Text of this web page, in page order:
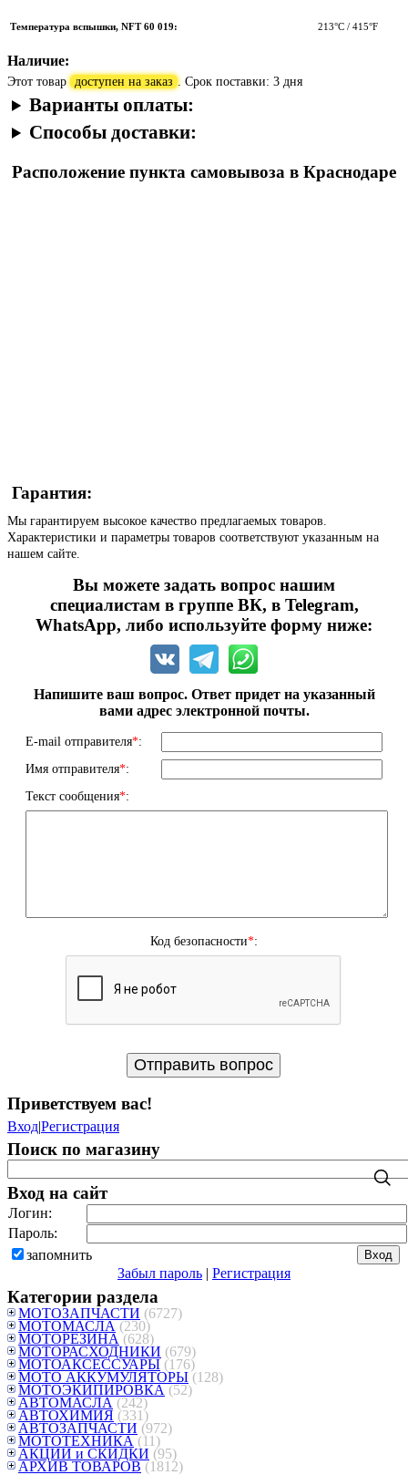
Температура вспышки, NFT 60 019: 213°C / 415°F
Наличие:
Этот товар доступен на заказ . Срок поставки: 3 дня
Варианты оплаты:
Способы доставки:
Расположение пункта самовывоза в Краснодаре
Гарантия:
Мы гарантируем высокое качество предлагаемых товаров.
Характеристики и параметры товаров соответствуют указанным на
нашем сайте.
Вы можете задать вопрос нашим
специалистам в группе ВК, в Telegram,
WhatsApp, либо используйте форму ниже:
Напишите ваш вопрос. Ответ придет на указанный
вами адрес электронной почты.
E-mail отправителя*:
Имя отправителя*:
Текст сообщения*:
Код безопасности*:
Приветствуем вас!
Вход|Регистрация
Поиск по магазину
Вход на сайт
Логин:
Пароль:
запомнить
Забыл пароль | Регистрация
Категории раздела
МОТОЗАПЧАСТИ (6727)
МОТОМАСЛА (230)
МОТОРЕЗИНА (628)
МОТОРАСХОДНИКИ (679)
МОТОАКСЕССУАРЫ (176)
МОТО АККУМУЛЯТОРЫ (128)
МОТОЭКИПИРОВКА (52)
АВТОМАСЛА (242)
АВТОХИМИЯ (331)
АВТОЗАПЧАСТИ (972)
МОТОТЕХНИКА (11)
АКЦИИ и СКИДКИ (95)
АРХИВ ТОВАРОВ (1812)